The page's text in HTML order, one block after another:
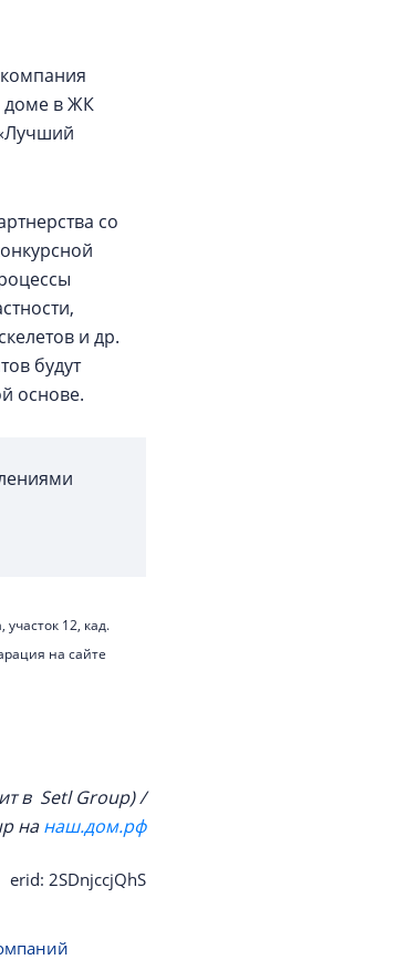
доме в ЖК
со
и др.
будут
основе.
12, кад.
на сайте
в Setl Group) /
нанаш.дом.рф
erid: 2SDnjccjQhS